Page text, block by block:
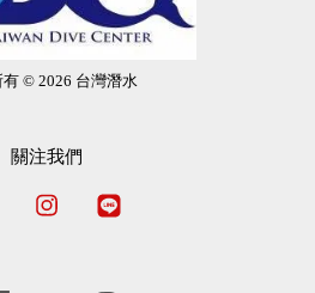
有 © 2026 台灣潛水
關注我們
Facebook Instagram